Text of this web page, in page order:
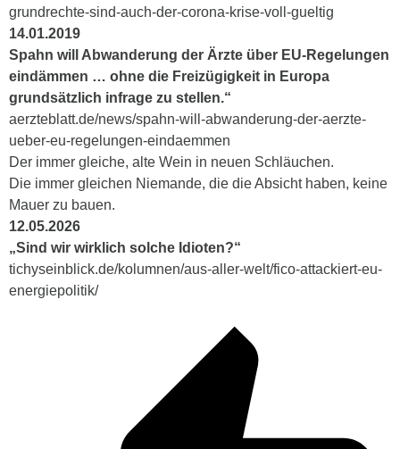
grundrechte-sind-auch-der-corona-krise-voll-gueltig
14.01.2019
Spahn will Abwanderung der Ärzte über EU-Regelungen
eindämmen … ohne die Freizügigkeit in Europa
grundsätzlich infrage zu stellen.“
aerzteblatt.de/news/spahn-will-abwanderung-der-aerzte-
ueber-eu-regelungen-eindaemmen
Der immer gleiche, alte Wein in neuen Schläuchen.
Die immer gleichen Niemande, die die Absicht haben, keine
Mauer zu bauen.
12.05.2026
„Sind wir wirklich solche Idioten?“
tichyseinblick.de/kolumnen/aus-aller-welt/fico-attackiert-eu-
energiepolitik/